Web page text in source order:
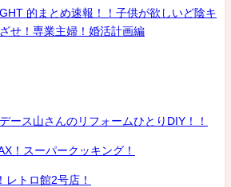
的まとめ速報！！子供が欲しいど陰キ
せ！専業主婦！婚活計画編
ース山さんのリフォームひとりDIY！！
！スーパークッキング！
レトロ館2号店！